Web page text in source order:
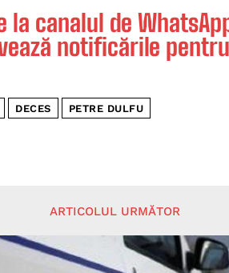
la canalul de
notificările
DECES PETRE DULFU
ARTICOLUL URMĂTOR